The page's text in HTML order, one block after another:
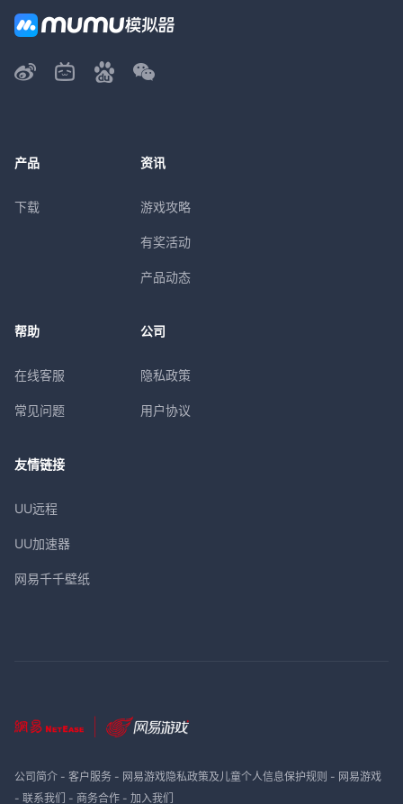
产品
下载
资讯
游戏攻略
有奖活动
产品动态
帮助
在线客服
常见问题
公司
隐私政策
用户协议
友情链接
UU远程
UU加速器
网易千千壁纸
公司简介- 客户服务- 网易游戏隐私政策及儿童个人信息保护规则 - 网易游戏
- 联系我们 - 商务合作- 加入我们